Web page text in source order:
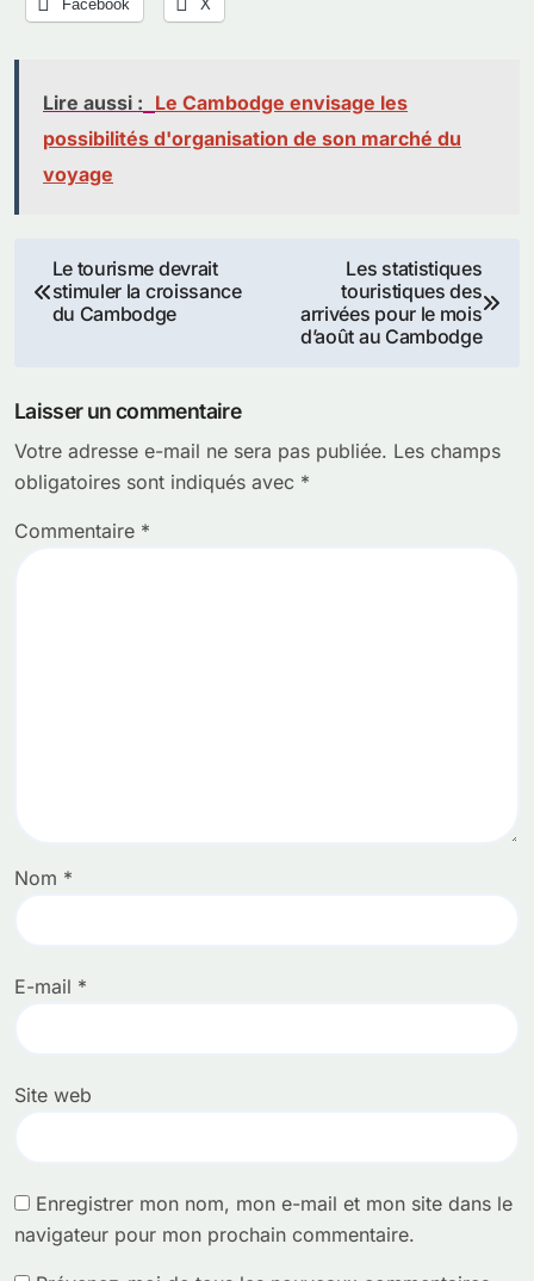
Facebook X
Lire aussi : Le Cambodge envisage les
possibilités d'organisation de son marché du
voyage
Navigation
de
Le tourisme devrait
stimuler la croissance
du Cambodge
Les statistiques
touristiques des
arrivées pour le mois
d’août au Cambodge
Laisser un commentaire
Votre adresse e-mail ne sera pas publiée. Les champs
obligatoires sont indiqués avec *
Commentaire *
Nom *
E-mail *
Site web
Enregistrer mon nom, mon e-mail et mon site dans le
navigateur pour mon prochain commentaire.